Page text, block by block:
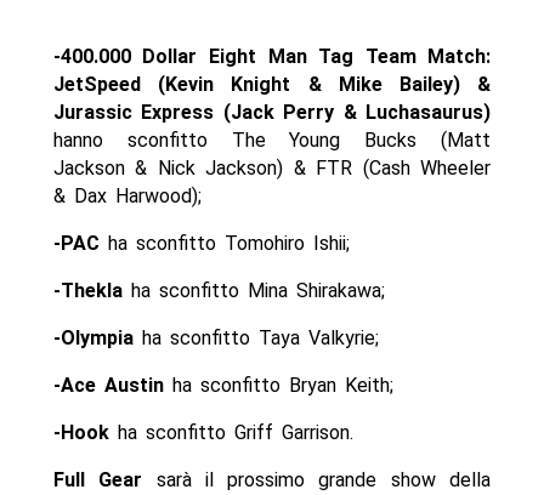
-400.000 Dollar Eight Man Tag Team Match:
JetSpeed (Kevin Knight & Mike Bailey) &
Jurassic Express (Jack Perry & Luchasaurus)
hanno sconfitto The Young Bucks (Matt
Jackson & Nick Jackson) & FTR (Cash Wheeler
& Dax Harwood);
-PAC ha sconfitto Tomohiro Ishii;
-Theklaha sconfitto Mina Shirakawa;
-Olympiaha sconfitto Taya Valkyrie;
-Ace Austinha sconfitto Bryan Keith;
-Hookha sconfitto Griff Garrison.
Full Gear sarà il prossimo grande show della